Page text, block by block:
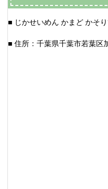
■ じかせいめん かまど かそ
■ 住所：千葉県千葉市若葉区